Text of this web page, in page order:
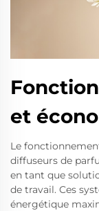
et
Le
diffuseurs de
en tant que
de travail. Ces
énergétique